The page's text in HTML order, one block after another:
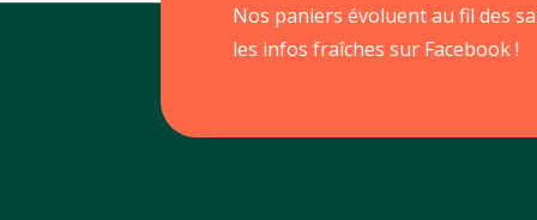
Nos paniers évoluent au fil des
les infos fraîches sur Facebook !